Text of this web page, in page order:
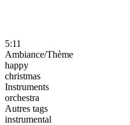
5:11
Ambiance/Thème
happy
christmas
Instruments
orchestra
Autres tags
instrumental